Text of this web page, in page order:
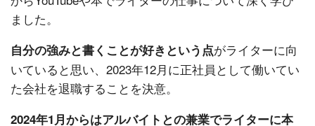
ました。
自分の強みと書くことが好きという点がライターに向
いていると思い、2023年12月に正社員として働いてい
た会社を退職することを決意。
2024年1月からはアルバイトとの兼業でライターに本